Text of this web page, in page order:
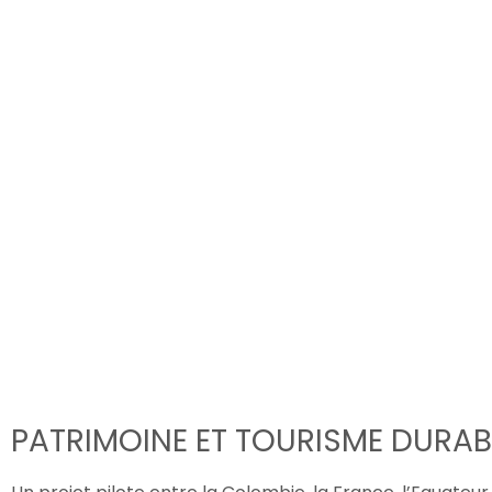
PATRIMOINE ET TOURISME